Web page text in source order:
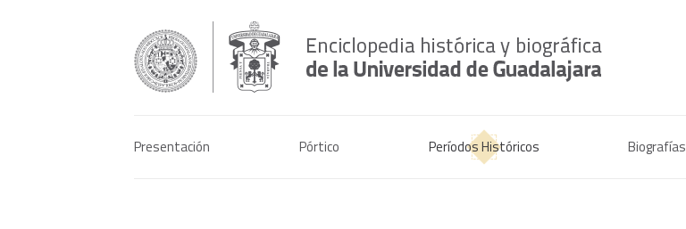
Presentación Pórtico Períodos Históricos Biografías